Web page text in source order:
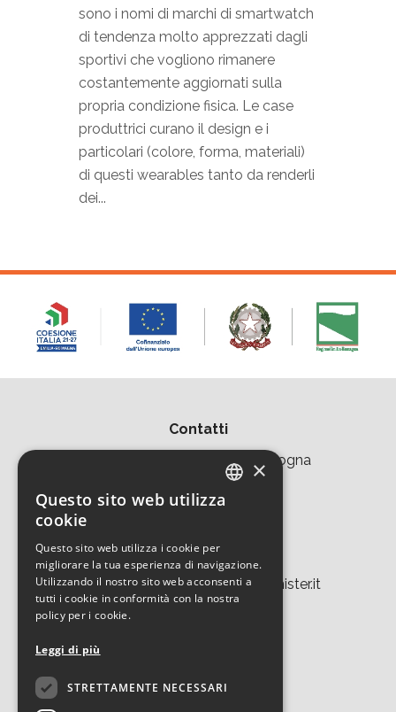
sono i nomi di marchi di smartwatch
di tendenza molto apprezzati dagli
sportivi che vogliono rimanere
costantemente aggiornati sulla
propria condizione fisica. Le case
produttrici curano il design e i
particolari (colore, forma, materiali)
di questi wearables tanto da renderli
dei...
Contatti
Area della Ricerca CNR di Bologna
Via Piero Gobetti 101
Tel. +39 051 639 8457
tecnopolo.bo.cnr@laboratoriomister.it
×
Questo sito web utilizza
cookie
Questo sito web utilizza i cookie per
migliorare la tua esperienza di navigazione.
Utilizzando il nostro sito web acconsenti a
tutti i cookie in conformità con la nostra
policy per i cookie.
Leggi di più
STRETTAMENTE NECESSARI